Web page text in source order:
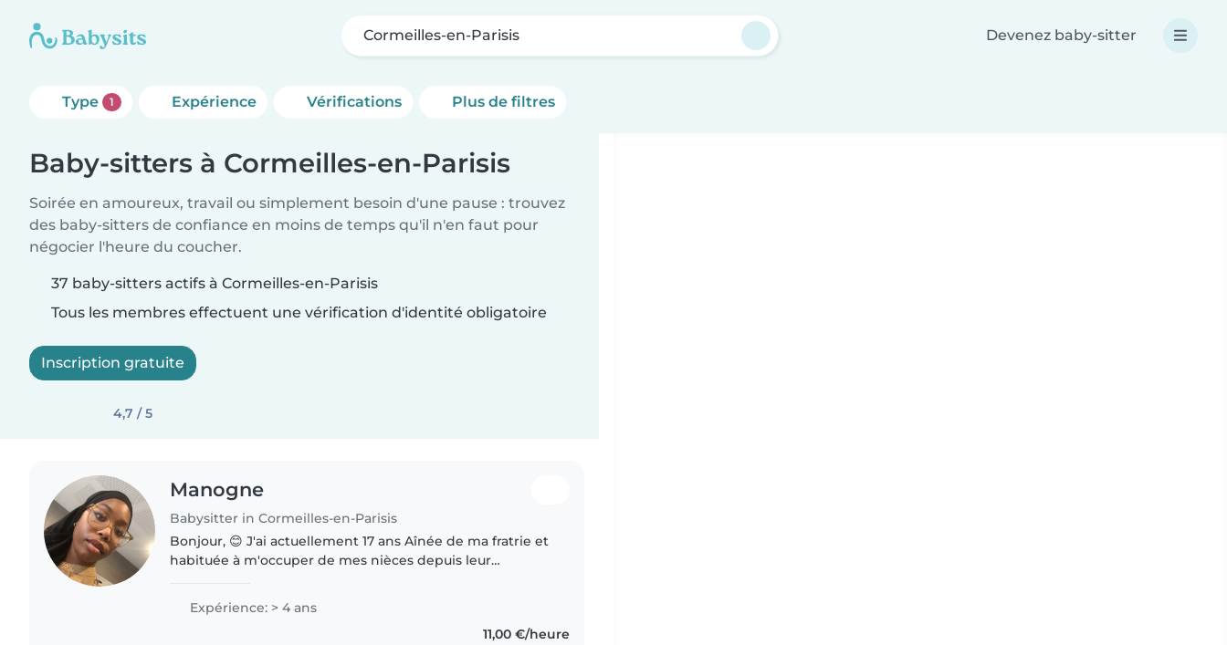
Cormeilles-en-Parisis Devenez baby-sitter
Type 1 Expérience Vérifications Plus de filtres
Baby-sitters à Cormeilles-en-Parisis
Soirée en amoureux, travail ou simplement besoin d'une pause : trouvez
des baby-sitters de confiance en moins de temps qu'il n'en faut pour
négocier l'heure du coucher.
37 baby-sitters actifs à Cormeilles-en-Parisis
Tous les membres effectuent une vérification d'identité obligatoire
Inscription gratuite
4,7 / 5
Manogne
Babysitter in Cormeilles-en-Parisis
Bonjour, 😊 J'ai actuellement 17 ans Aînée de ma fratrie et
habituée à m'occuper de mes nièces depuis leur
enfants.👦🏻👧🏼👶🏽..
Expérience: > 4 ans
11,00 €/heure